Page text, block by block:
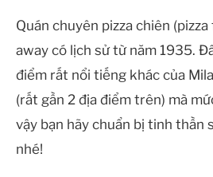
Quán chuyên pizza chiên
away có lịch sử từ năm 1935.
điểm rất nổi tiếng khác của
(rất gần 2 địa điểm trên) mà
vậy bạn hãy chuẩn bị tinh thần
nhé!